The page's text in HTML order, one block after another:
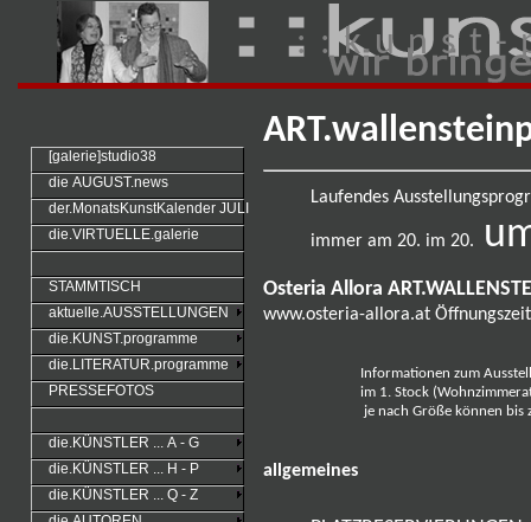
: : k u n s t -
[galerie]studio38
die AUGUST.news
der.MonatsKunstKalender JULI
die.VIRTUELLE.galerie
STAMMTISCH
aktuelle.AUSSTELLUNGEN
die.KUNST.programme
die.LITERATUR.programme
PRESSEFOTOS
die.KÜNSTLER ... A - G
die.KÜNSTLER ... H - P
die.KÜNSTLER ... Q - Z
Laufendes
immer am 20. im 20.
Osteria Allora
www.osteria-allora.at
Informationen zum
im 1. Stock
je nach Größe können
allgemeines